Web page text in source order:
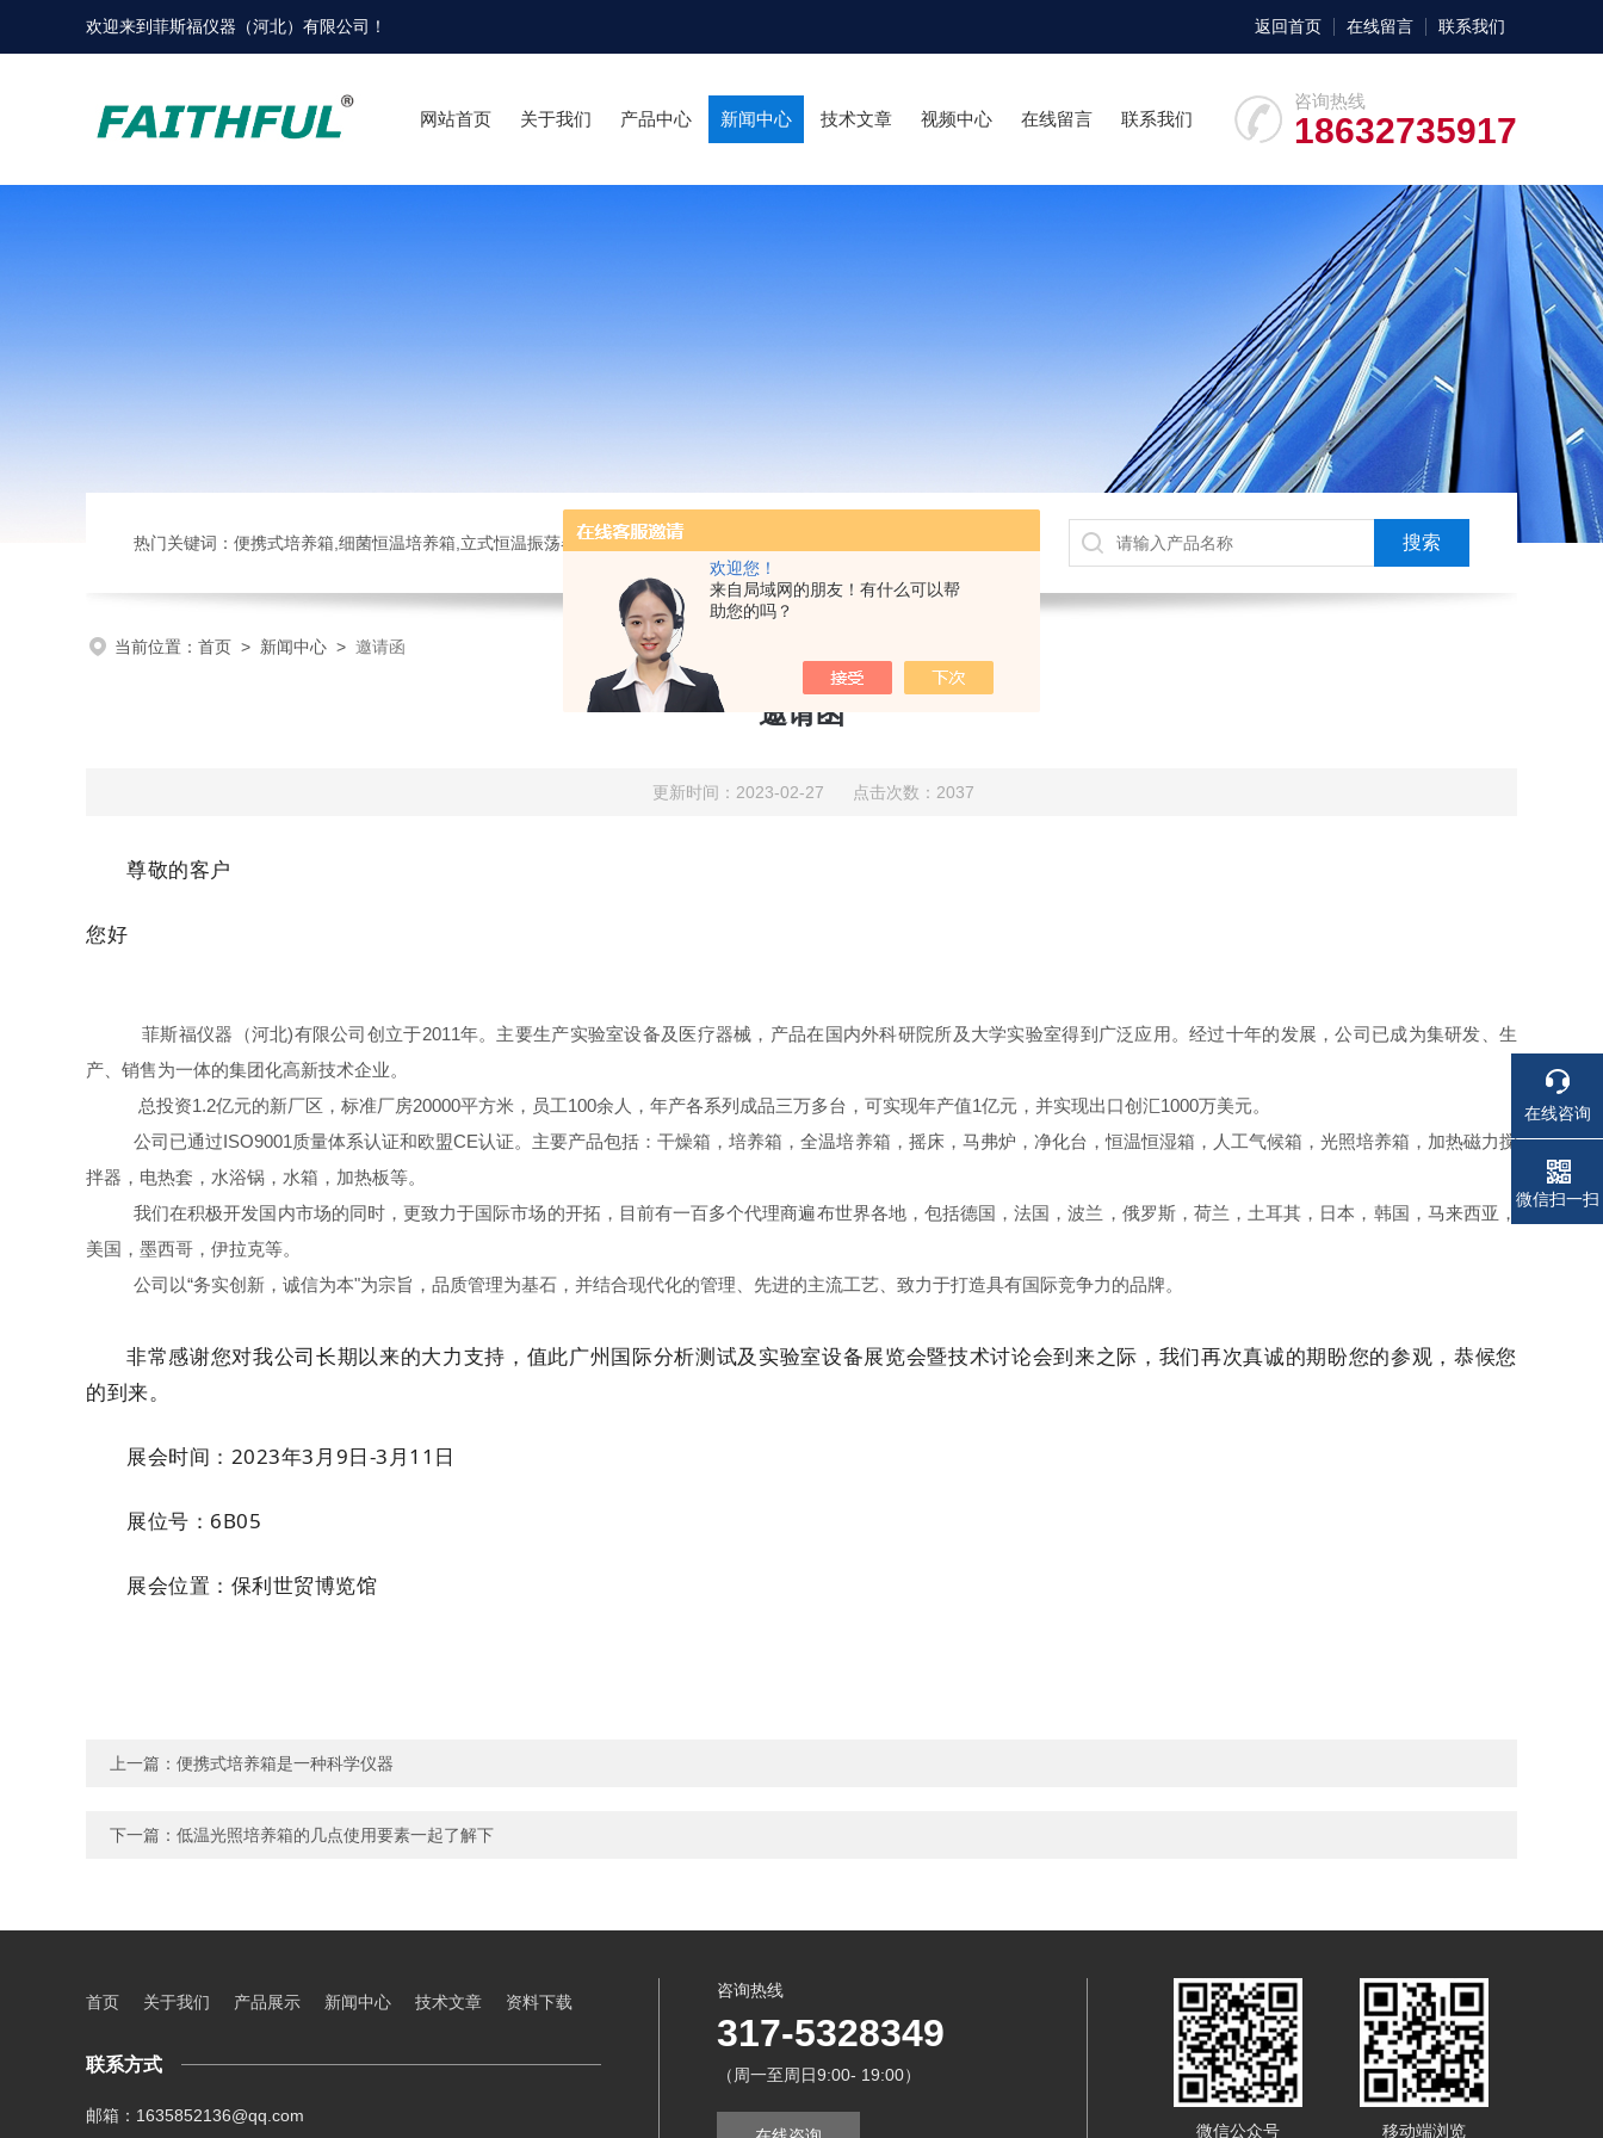
欢迎您！
来自局域网的朋友！有什么可以帮
助您的吗？
欢迎来到菲斯福仪器（河北）有限公司 ！ 返回首页 在线留言 联系我们
咨询热线
18632735917
网站首页 关于我们 产品中心 新闻中心 技术文章 视频中心 在线留言 联系我们
热门关键词：便携式培养箱,细菌恒温培养箱,立式恒温振荡器,电热恒温水箱,大型电热鼓风干燥箱
当前位置： 首页 > 新闻中心 > 邀请函
邀请函
更新时间：2023-02-27 点击次数：2037
尊敬的客户
您好
菲斯福仪器（河北)有限公司创立于2011年。主要生产实验室设备及医疗器械，产品在国内外科研院所及大学实验室得到广泛应用。经过十年的发展，公司已成为集研发、生
产、销售为一体的集团化高新技术企业。
总投资1.2亿元的新厂区，标准厂房20000平方米，员工100余人，年产各系列成品三万多台，可实现年产值1亿元，并实现出口创汇1000万美元。
公司已通过ISO9001质量体系认证和欧盟CE认证。主要产品包括：干燥箱，培养箱，全温培养箱，摇床，马弗炉，净化台，恒温恒湿箱，人工气候箱，光照培养箱，加热磁力搅
拌器，电热套，水浴锅，水箱，加热板等。
我们在积极开发国内市场的同时，更致力于国际市场的开拓，目前有一百多个代理商遍布世界各地，包括德国，法国，波兰，俄罗斯，荷兰，土耳其，日本，韩国，马来西亚，
美国，墨西哥，伊拉克等。
公司以“务实创新，诚信为本"为宗旨，品质管理为基石，并结合现代化的管理、先进的主流工艺、致力于打造具有国际竞争力的品牌。
非常感谢您对我公司长期以来的大力支持，值此广州国际分析测试及实验室设备展览会暨技术讨论会到来之际，我们再次真诚的期盼您的参观，恭候您
的到来。
展会时间：2023年3月9日-3月11日
展位号：6B05
展会位置：保利世贸博览馆
上一篇： 便携式培养箱是一种科学仪器
下一篇： 低温光照培养箱的几点使用要素一起了解下
首页 关于我们 产品展示 新闻中心 技术文章 资料下载
联系方式
邮箱：1635852136@qq.com
咨询热线
317-5328349
（周一至周日9:00- 19:00）
微信公众号 移动端浏览
在线咨询
电话
电话
微信扫一扫